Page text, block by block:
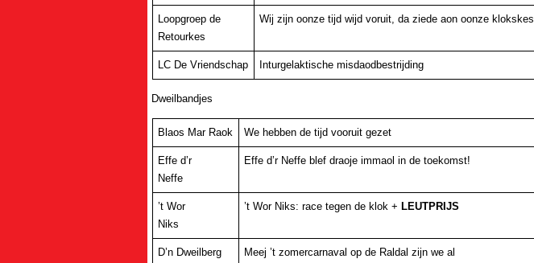
Loopgroep de
Retourkes
Wij zijn oonze tijd wijd voruit, da ziede aon oonze klokskes
LC De Vriendschap Inturgelaktische misdaodbestrijding
Dweilbandjes
Blaos Mar Raok We hebben de tijd vooruit gezet
Effe d’r
Neffe
Effe d’r Neffe blef draoje immaol in de toekomst!
’t Wor
Niks
’t Wor Niks: race tegen de klok + LEUTPRIJS
D’n Dweilberg
Meej ’t zomercarnaval op de Raldal zijn we al